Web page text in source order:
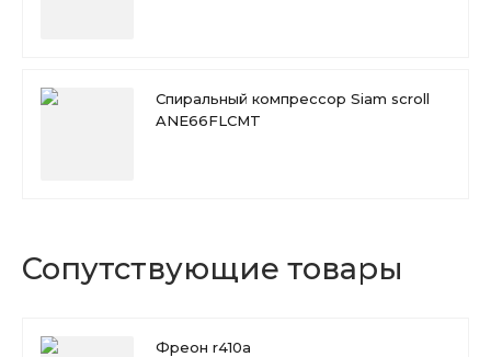
Спиральный компрессор Siam scroll
ANE66FLCMT
Сопутствующие товары
Фреон r410a